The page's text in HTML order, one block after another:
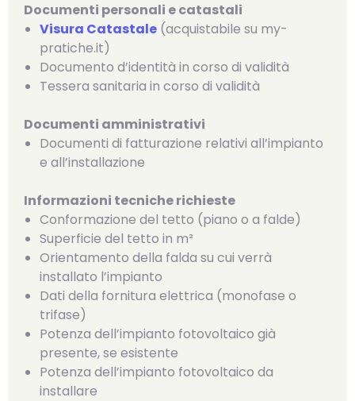
Documenti personali e catastali
Visura Catastale (acquistabile su my-
pratiche.it)
Documento d’identità in corso di validità
Tessera sanitaria in corso di validità
Documenti amministrativi
Documenti di fatturazione relativi all’impianto
e all’installazione
Informazioni tecniche richieste
Conformazione del tetto (piano o a falde)
Superficie del tetto in m²
Orientamento della falda su cui verrà
installato l’impianto
Dati della fornitura elettrica (monofase o
trifase)
Potenza dell’impianto fotovoltaico già
presente, se esistente
Potenza dell’impianto fotovoltaico da
installare